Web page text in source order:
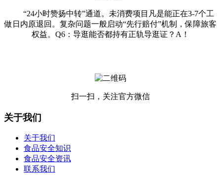
“24小时赞扬中转”通道。未消费项目凡是能正在3-7个工
做日内原退回。复杂问题一般启动“先行赔付”机制，保障旅客
权益。Q6：导逛能否都持有正轨导逛证？A！
扫一扫，关注官方微信
关于我们
关于我们
食品安全知识
食品安全资讯
联系我们